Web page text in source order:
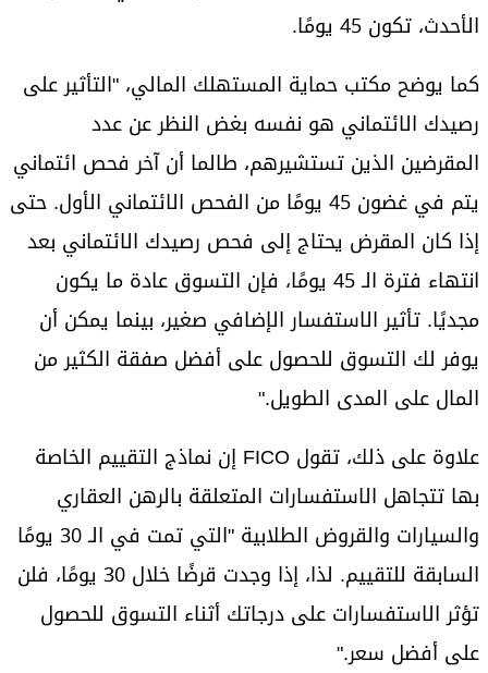
الأحدث، تكون 45 يومًا.
كما يوضح مكتب حماية المستهلك المالي، "التأثير على
رصيدك الائتماني هو نفسه بغض النظر عن عدد
المقرضين الذين تستشيرهم، طالما أن آخر فحص ائتماني
يتم في غضون 45 يومًا من الفحص الائتماني الأول. حتى
إذا كان المقرض يحتاج إلى فحص رصيدك الائتماني بعد
انتهاء فترة الـ 45 يومًا، فإن التسوق عادة ما يكون
مجديًا. تأثير الاستفسار الإضافي صغير، بينما يمكن أن
يوفر لك التسوق للحصول على أفضل صفقة الكثير من
المال على المدى الطويل."
علاوة على ذلك، تقول FICO إن نماذج التقييم الخاصة
بها تتجاهل الاستفسارات المتعلقة بالرهن العقاري
والسيارات والقروض الطلابية "التي تمت في الـ 30 يومًا
السابقة للتقييم. لذا، إذا وجدت قرضًا خلال 30 يومًا، فلن
تؤثر الاستفسارات على درجاتك أثناء التسوق للحصول
على أفضل سعر."